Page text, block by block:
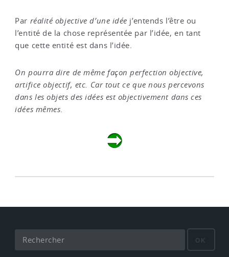
Par réalité objective d’une idée j’entends l’être ou
l’entité de la chose représentée par l’idée, en tant
que cette entité est dans l’idée.
On pourra dire de même façon perfection objective,
artifice objectif, etc. Car tout ce que nous percevons
dans les objets des idées est objectivement dans ces
idées mêmes.
OK